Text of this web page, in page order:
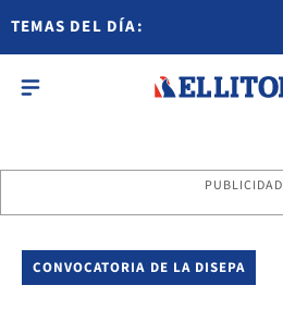
TEMAS DEL DÍA:
PUBLICIDAD
CONVOCATORIA DE LA DISEPA